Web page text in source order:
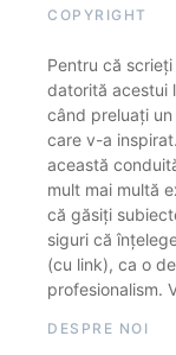
COPYRIGHT
Pentru că
datorită acestui
când preluați
care v-a
această
mult mai multă
că găsiți
siguri că
(cu link), ca o
profesionalism.
DESPRE NOI